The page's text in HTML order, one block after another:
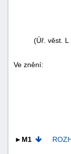
(Úř. věst. L
Ve znění:
►M1